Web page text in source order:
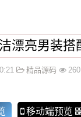
精品源码 260
移动端预览